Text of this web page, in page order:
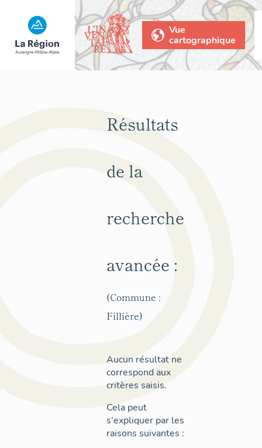
Vue
cartographique
Résultats
de la
recherche
avancée :
(Commune :
Fillière)
Aucun résultat ne
correspond aux
critères saisis.
Cela peut
s'expliquer par les
raisons suivantes :